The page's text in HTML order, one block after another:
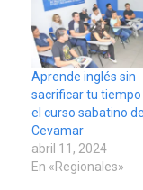
Aprende inglés sin
sacrificar tu tiempo
el curso sabatino de
Cevamar
abril 11, 2024
En «Regionales»